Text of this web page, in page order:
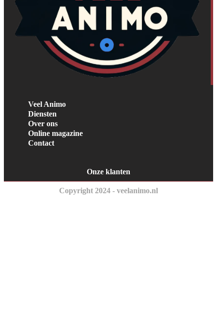
Veel Animo
Diensten
Over ons
Online magazine
Contact
Onze klanten
Copyright 2024 - veelanimo.nl